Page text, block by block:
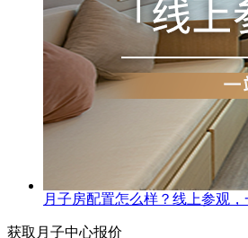
月子房配置怎么样？线上参观，
获取月子中心报价